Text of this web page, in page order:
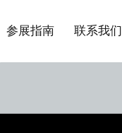
参展指南 联系我们